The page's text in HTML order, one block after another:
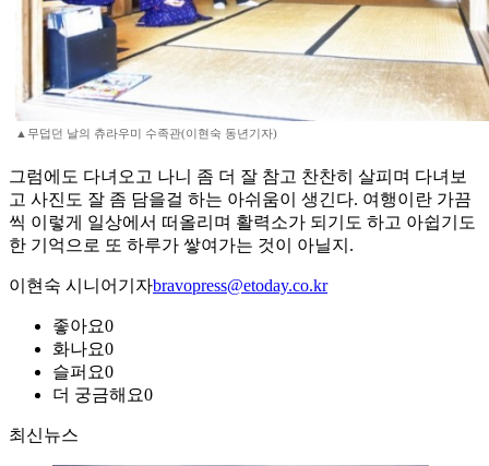
▲무덥던 날의 츄라우미 수족관(이현숙 동년기자)
그럼에도 다녀오고 나니 좀 더 잘 참고 찬찬히 살피며 다녀보
고 사진도 잘 좀 담을걸 하는 아쉬움이 생긴다. 여행이란 가끔
씩 이렇게 일상에서 떠올리며 활력소가 되기도 하고 아쉽기도
한 기억으로 또 하루가 쌓여가는 것이 아닐지.
이현숙 시니어기자bravopress@etoday.co.kr
좋아요0
화나요0
슬퍼요0
더 궁금해요0
최신뉴스